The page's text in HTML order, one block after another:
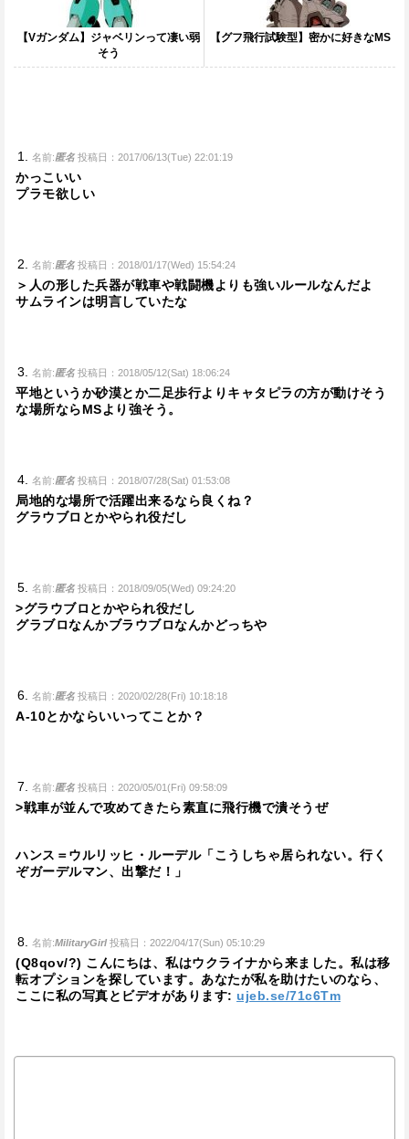
【Vガンダム】ジャベリンって凄い弱
そう
【グフ飛行試験型】密かに好きなMS
名前:匿名 投稿日：2017/06/13(Tue) 22:01:19
かっこいい
プラモ欲しい
名前:匿名 投稿日：2018/01/17(Wed) 15:54:24
＞人の形した兵器が戦車や戦闘機よりも強いルールなんだよ
サムラインは明言していたな
名前:匿名 投稿日：2018/05/12(Sat) 18:06:24
平地というか砂漠とか二足歩行よりキャタピラの方が動けそう
な場所ならMSより強そう。
名前:匿名 投稿日：2018/07/28(Sat) 01:53:08
局地的な場所で活躍出来るなら良くね？
グラウブロとかやられ役だし
名前:匿名 投稿日：2018/09/05(Wed) 09:24:20
>グラウブロとかやられ役だし
グラブロなんかブラウブロなんかどっちや
名前:匿名 投稿日：2020/02/28(Fri) 10:18:18
A-10とかならいいってことか？
名前:匿名 投稿日：2020/05/01(Fri) 09:58:09
>戦車が並んで攻めてきたら素直に飛行機で潰そうぜ
ハンス＝ウルリッヒ・ルーデル「こうしちゃ居られない。行く
ぞガーデルマン、出撃だ！」
名前:MilitaryGirl 投稿日：2022/04/17(Sun) 05:10:29
(Q8qov/?) こんにちは、私はウクライナから来ました。私は移
転オプションを探しています。あなたが私を助けたいのなら、
ここに私の写真とビデオがあります: ujeb.se/71c6Tm